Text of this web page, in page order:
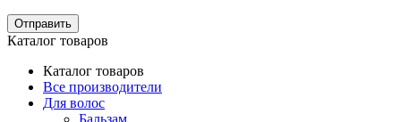
Отправить
Каталог товаров
Каталог товаров
Все производители
Для волос
Бальзам